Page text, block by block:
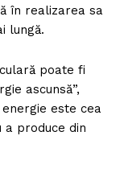
în realizarea sa
lungă.
poate fi
ascunsă”,
este cea
a produce din